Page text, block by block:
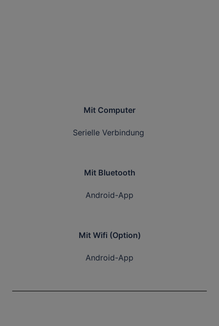
Mit Computer
Serielle Verbindung
Mit Bluetooth
Android-App
Mit Wifi (Option)
Android-App